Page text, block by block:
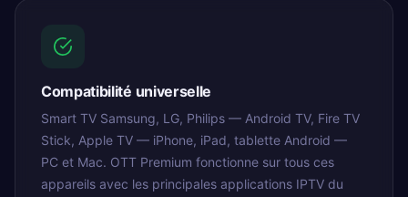
Compatibilité universelle
Smart TV Samsung, LG, Philips — Android TV, Fire TV
Stick, Apple TV — iPhone, iPad, tablette Android —
PC et Mac. OTT Premium fonctionne sur tous ces
appareils avec les principales applications IPTV du